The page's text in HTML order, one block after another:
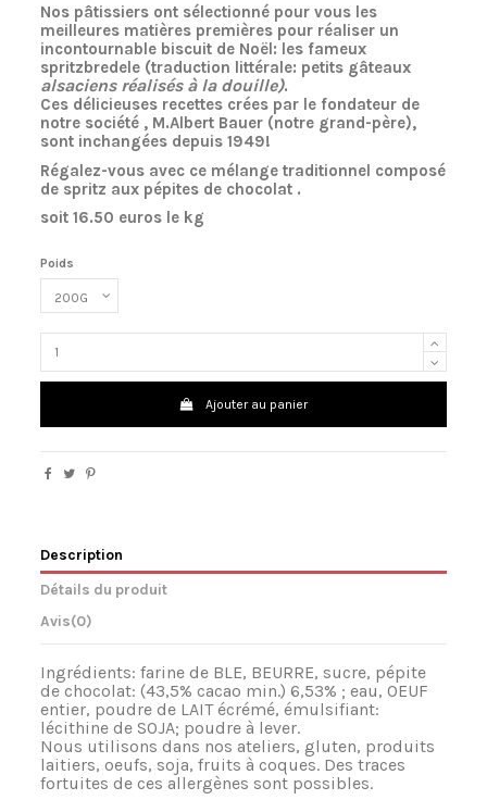
Nos pâtissiers ont sélectionné pour vous les
meilleures matières premières pour réaliser un
incontournable biscuit de Noël: les fameux
spritzbredele (traduction littérale: petits gâteaux
alsaciens réalisés àla douille).
Ces délicieuses recettes crées par le fondateur de
notre société , M.Albert Bauer (notre grand-père),
sont inchangées depuis 1949!
Régalez-vous avec ce mélange traditionnel composé
de spritz aux pépites de chocolat .
soit 16.50 euros le kg
Poids
Ajouter au panier
Description
Détails du produit
Avis(0)
Ingrédients: farine de BLE, BEURRE, sucre, pépite
de chocolat: (43,5% cacao min.) 6,53% ; eau, OEUF
entier, poudre de LAITécrémé,émulsifiant:
lécithine de SOJA; poudreà lever.
Nous utilisons dans nos ateliers, gluten, produits
laitiers, oeufs, soja, fruitsà coques. Des traces
fortuites de ces allergènes sont possibles.